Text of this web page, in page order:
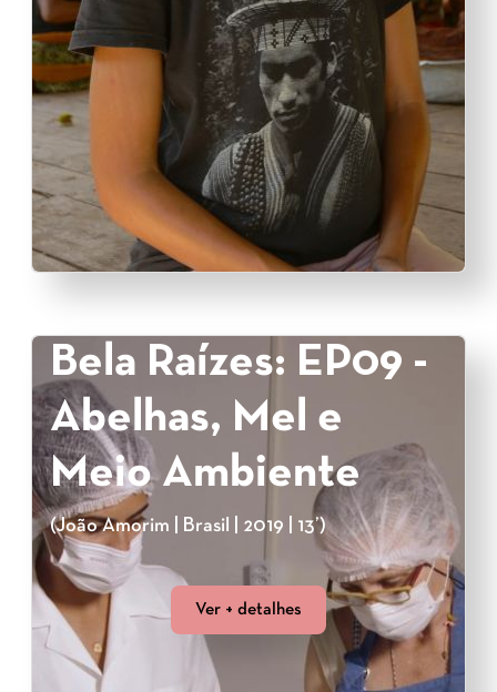
Bela Raízes: EP09 -
Abelhas, Mel e
Meio Ambiente
(João Amorim | Brasil | 2019 | 13’)
Ver + detalhes